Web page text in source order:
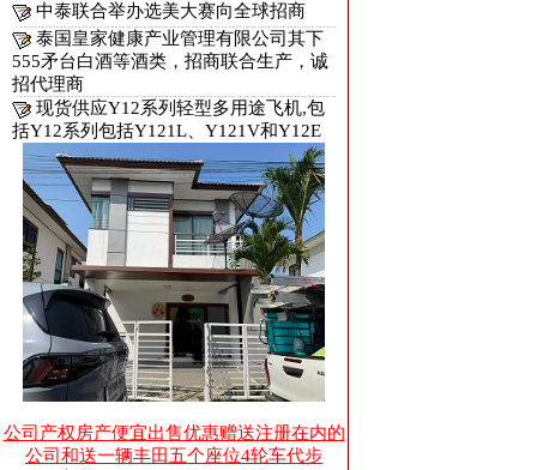
中泰联合举办选美大赛向全球招商
泰国皇家健康产业管理有限公司其下
555矛台白酒等酒类，招商联合生产，诚
招代理商
现货供应Y12系列轻型多用途飞机,包
括Y12系列包括Y121L、Y121V和Y12E
公司产权房产便宜出售优惠赠送注册在内的
公司和送一辆丰田五个座位4轮车代步